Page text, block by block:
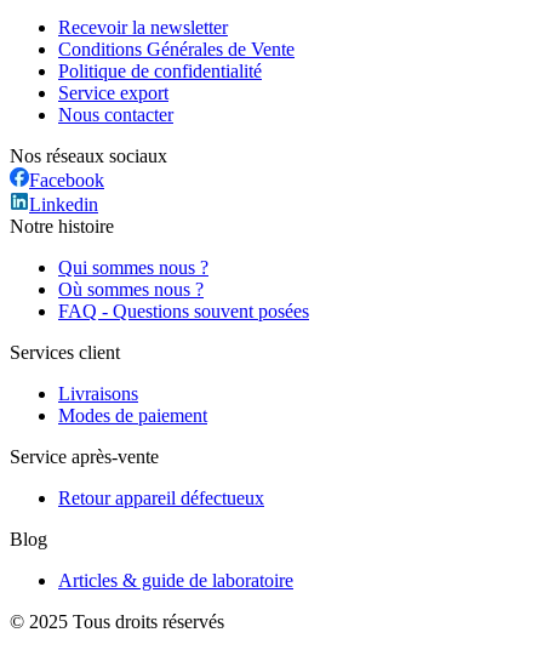
Recevoir la newsletter
Conditions Générales de Vente
Politique de confidentialité
Service export
Nous contacter
Nos réseaux sociaux
Facebook
Linkedin
Notre histoire
Qui sommes nous ?
Où sommes nous ?
FAQ - Questions souvent posées
Services client
Livraisons
Modes de paiement
Service après-vente
Retour appareil défectueux
Blog
Articles & guide de laboratoire
© 2025 Tous droits réservés